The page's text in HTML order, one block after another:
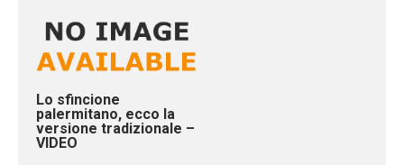
Lo sfincione
palermitano, ecco la
versione tradizionale –
VIDEO